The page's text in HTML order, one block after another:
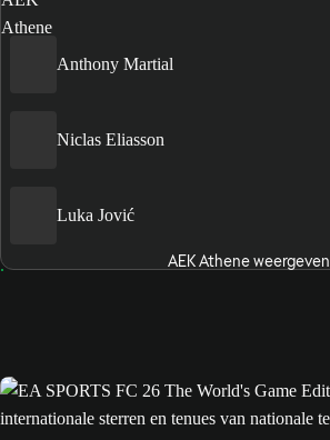
Anthony Martial
Niclas Eliasson
Luka Jović
AEK Athene weergeven